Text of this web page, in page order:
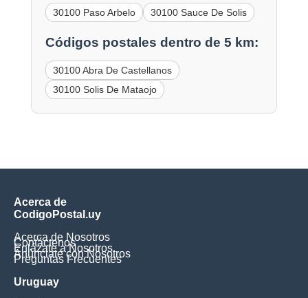
30100 Paso Arbelo 30100 Sauce De Solis
Códigos postales dentro de 5 km:
30100 Abra De Castellanos
30100 Solis De Mataojo
Acerca de
CodigoPostal.uy
Acerca de Nosotros
Contáctenos
Enlázate a Nosotros
Anúnciate con Nosotros
Preguntas Frecuentes
Uruguay